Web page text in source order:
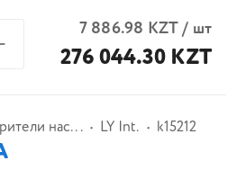
7 886.98 KZT/ шт
276 044.30 KZT
нас... LY Int. k15212